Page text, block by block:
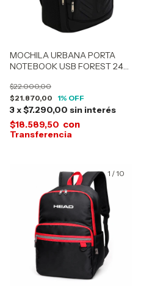
MOCHILA URBANA PORTA
NOTEBOOK USB FOREST 24
$21.870,00
$22.000,00
1% OFF
3x$7.290,00 sin interés
$18.589,50 con
1 /10